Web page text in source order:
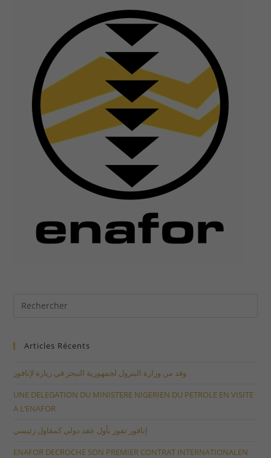
Articles Récents
وفد من وزارة البترول لجمهورية النيجر في زيارة لإنافور
UNE DELEGATION DU MINISTERE NIGERIEN DU PETROLE EN VISITE
A L’ENAFOR
إنافور تفوز بأول عقد دولي كمقاول رئيسي
ENAFOR DECROCHE SON PREMIER CONTRAT INTERNATIONALEN